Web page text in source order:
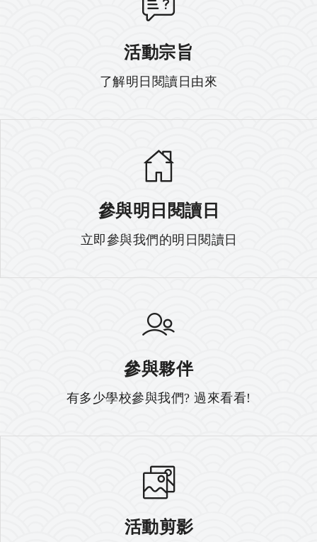
活動宗旨
了解明日閱讀日由來
參與明日閱讀日
立即參與我們的明日閱讀日
參與夥伴
有多少學校參與我們? 過來看看!
活動剪影